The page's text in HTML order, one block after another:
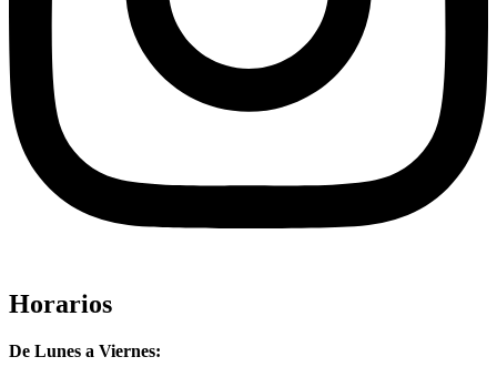
Horarios
De Lunes a Viernes: